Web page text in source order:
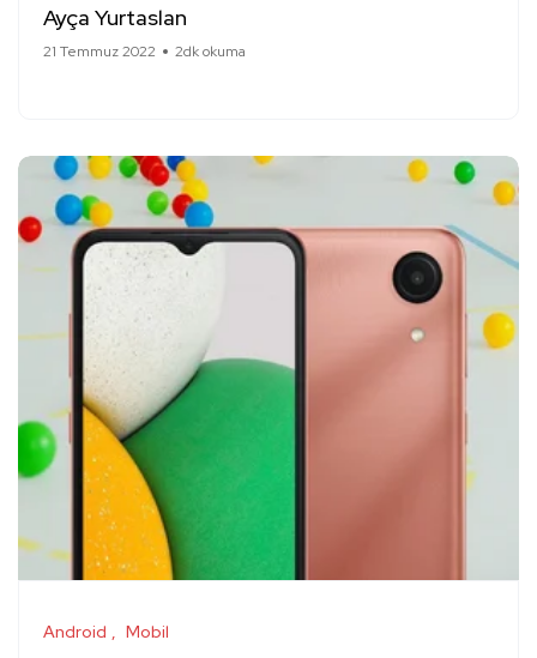
Ayça Yurtaslan
21 Temmuz 2022 2dk okuma
Android Mobil